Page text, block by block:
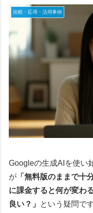
比較・応用・活用事例
Googleの生成AIを使い
が 「無料版のままで十
に課金すると何が変わ
良い？」
という疑問で